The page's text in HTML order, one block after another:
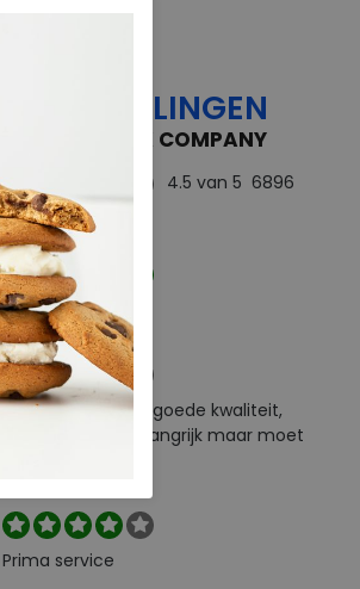
BEOORDELINGEN
THE FEEDBACK COMPANY
4.5 van 5 6896
beoordelingen
Perfect
Snelle levering en goede kwaliteit,
retourneren is belangrijk maar moet
Prima service